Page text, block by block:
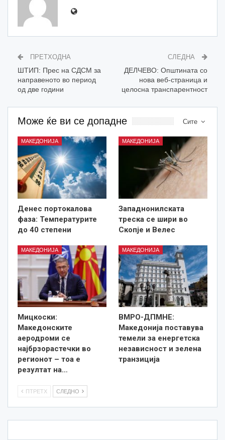
ПРЕТХОДНА
ШТИП: Прес на СДСМ за
направеното во период
од две години
СЛЕДНА
ДЕЛЧЕВО: Општината со
нова веб-страница и
целосна транспарентност
Сите
Може ќе ви се допадне
МАКЕДОНИЈА
Денес портокалова
фаза: Температурите
до 40 степени
МАКЕДОНИЈА
Западнонилската
треска се шири во
Скопје и Велес
МАКЕДОНИЈА
Мицкоски:
Македонските
аеродроми се
најбрзорастечки во
регионот – тоа е
резултат на…
МАКЕДОНИЈА
ВМРО-ДПМНЕ:
Македонија поставува
темели за енергетска
независност и зелена
транзиција
ПТРЕТХ СЛЕДНО